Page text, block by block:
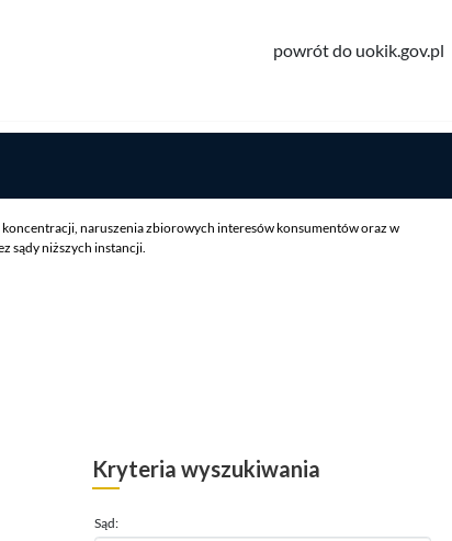
powrót do uokik.gov.pl
naruszenia zbiorowych interesów konsumentów oraz w
sądy niższych instancji.
Kryteria wyszukiwania
Sąd: